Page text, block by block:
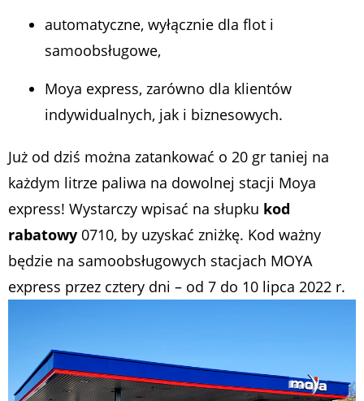
automatyczne, wyłącznie dla flot i
samoobsługowe,
Moya express, zarówno dla klientów
indywidualnych, jak i biznesowych.
Już od dziś można zatankować o 20 gr taniej na
każdym litrze paliwa na dowolnej stacji Moya
express! Wystarczy wpisać na słupku kod
rabatowy 0710, by uzyskać zniżkę. Kod ważny
będzie na samoobsługowych stacjach MOYA
express przez cztery dni – od 7 do 10 lipca 2022 r.